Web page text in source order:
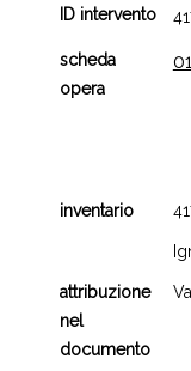
ID intervento
scheda
opera
inventario
attribuzione
nel
documento